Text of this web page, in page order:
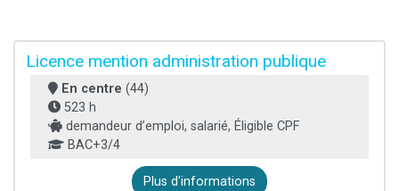
Licence mention administration publique
En centre (44)
523 h
demandeur d’emploi, salarié, Éligible CPF
BAC+3/4
Plus d'informations